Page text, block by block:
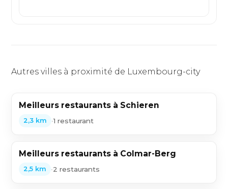
Autres villes à proximité de Luxembourg-city
Meilleurs restaurants à Schieren
2,3 km •1 restaurant
Meilleurs restaurants à Colmar-Berg
2,5 km •2 restaurants